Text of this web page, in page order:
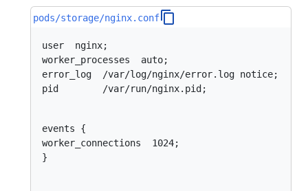
pods/storage/nginx.conf
user  nginx;
error_log  /var/log/nginx/error.log notice;
pid        /var/run/nginx.pid;
events {
worker_connections  1024;
}